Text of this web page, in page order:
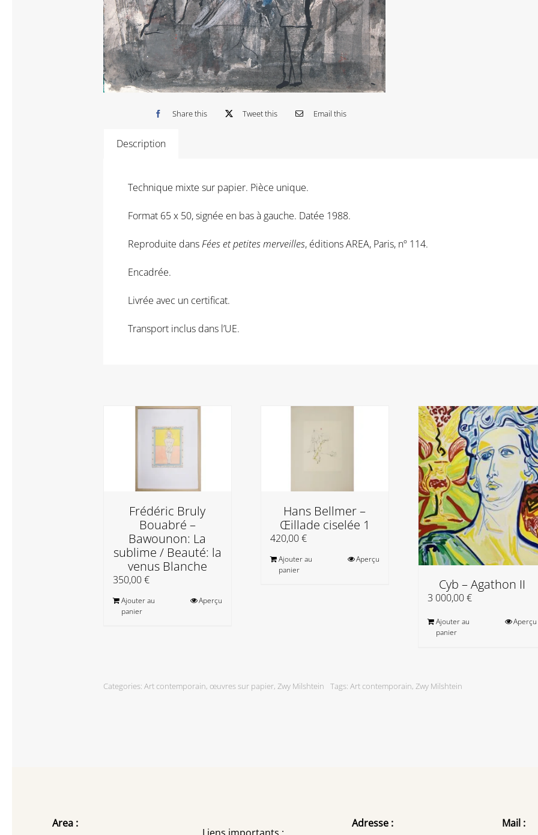
Share this Tweet this Email this
Description
Technique mixte sur papier. Pièce unique.
Format 65 x 50, signée en bas à gauche. Datée 1988.
Reproduite dansFées et petites merveilles, éditions AREA, Paris, nº 114.
Encadrée.
Livrée avec un certificat.
Transport inclus dans l’UE.
Frédéric Bruly
Bouabré –
Bawounon: La
sublime / Beauté: la
venus Blanche
350,00€
Ajouter au
panier
Aperçu
Hans Bellmer –
Œillade ciselée 1
420,00€
Ajouter au
panier
Aperçu
Cyb – Agathon II
3 000,00€
Ajouter au
panier
Aperçu
Categories: Art contemporain, œuvres sur papier, Zwy Milshtein Tags: Art contemporain, Zwy Milshtein
Area :
Adresse :
Mail :